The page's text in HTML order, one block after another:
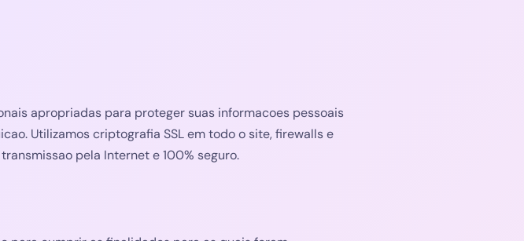
apropriadas para proteger suas informacoes pessoais
Utilizamos criptografia SSL em todo o site, firewalls e
pela Internet e 100% seguro.